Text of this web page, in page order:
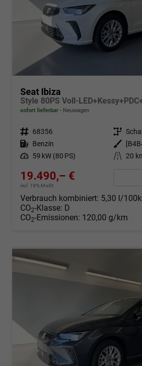
Seat Ibiza
sofort lieferbar Neuwagen
Fahrzeugnr. 68356 Getriebe
Kraftstoff Benzin Außenfarbe
Leistung 59 kW (80 PS) Kilometerstand 20
19.490,– €
incl. 19% MwSt.
Verbrauch kombiniert: 5,30 l/
CO2-Klasse: D
CO2-Emissionen: 120,00 g/km